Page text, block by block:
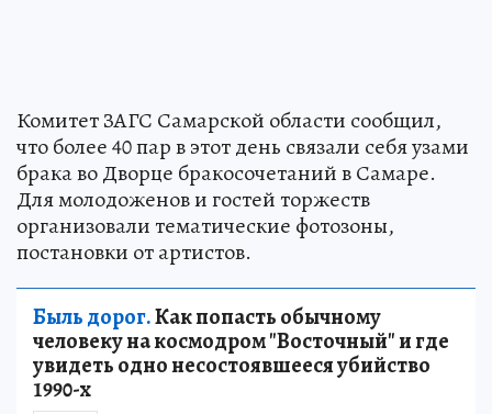
Комитет ЗАГС Самарской области сообщил,
что более 40 пар в этот день связали себя узами
брака во Дворце бракосочетаний в Самаре.
Для молодоженов и гостей торжеств
организовали тематические фотозоны,
постановки от артистов.
Быль дорог.Как попасть обычному
человеку на космодром "Восточный" и где
увидеть одно несостоявшееся убийство
1990-х